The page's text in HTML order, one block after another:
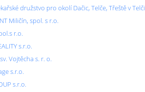
družstvo pro okolí Dačic, Telče, Třeště v Telči
Miličín, spol. s r.o.
r.o.
s.r.o.
Vojtěcha s. r. o.
s.r.o.
s.r.o.